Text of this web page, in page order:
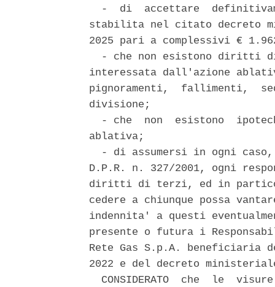
-  di  accettare
stabilita nel citato decreto
2025 pari a complessivi €
- che non esistono diritti
interessata dall'azione
pignoramenti,  fallimenti,
divisione;
- che  non  esistono
ablativa;
- di assumersi in ogni
D.P.R. n. 327/2001, ogni
diritti di terzi, ed in
cedere a chiunque possa
indennita' a questi
presente o futura i
Rete Gas S.p.A. beneficiaria
2022 e del decreto
CONSIDERATO  che  le